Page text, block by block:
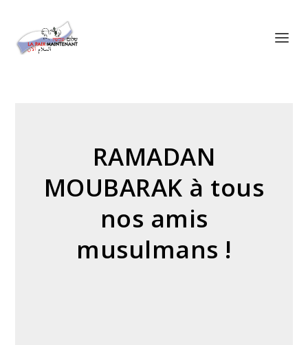
RAMADAN
MOUBARAK à tous
nos amis
musulmans !